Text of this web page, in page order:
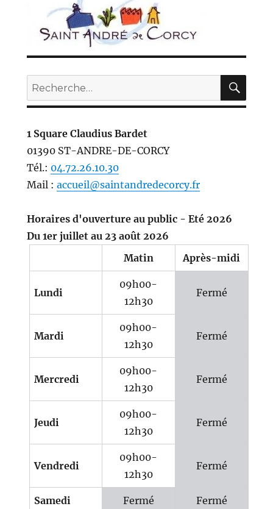
Recherche
pour :
1 Square Claudius Bardet
01390 ST-ANDRE-DE-CORCY
Tél.: 04.72.26.10.30
Mail : accueil@saintandredecorcy.fr
Horaires d'ouverture au public - Eté 2026
Du 1er juillet au 23 août 2026
Matin
Après-midi
Lundi
09h00-
12h30
Fermé
Mardi
09h00-
12h30
Fermé
Mercredi
09h00-
12h30
Fermé
Jeudi
09h00-
12h30
Fermé
Vendredi
09h00-
12h30
Fermé
Samedi Fermé Fermé